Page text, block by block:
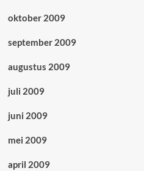
oktober 2009
september 2009
augustus 2009
juli 2009
juni 2009
mei 2009
april 2009